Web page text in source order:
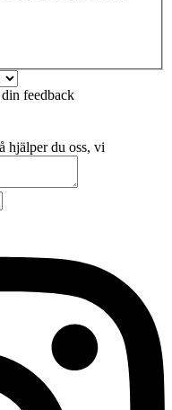
feedback
hjälper du oss, vi